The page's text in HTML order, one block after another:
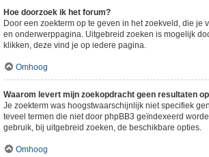
Hoe doorzoek ik het forum?
Door een zoekterm op te geven in het zoekveld, die je
en onderwerppagina. Uitgebreid zoeken is mogelijk
klikken, deze vind je op iedere pagina.
Omhoog
Waarom levert mijn zoekopdracht geen resultaten
Je zoekterm was hoogstwaarschijnlijk niet specifiek
teveel termen die niet door phpBB3 geïndexeerd
gebruik, bij uitgebreid zoeken, de beschikbare opties.
Omhoog